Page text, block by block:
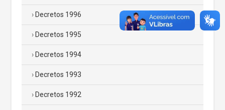
Decretos 1996
Decretos 1995
Decretos 1994
Decretos 1993
Decretos 1992